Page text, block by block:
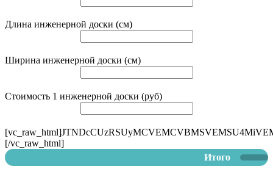
Длина инженерной доски (см)
Ширина инженерной доски (см)
Стоимость 1 инженерной доски (руб)
[/vc_raw_html]
Итого